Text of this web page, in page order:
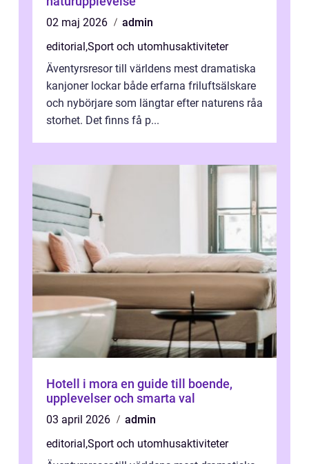
02 maj 2026
admin
editorial,Sport och utomhusaktiviteter
Äventyrsresor till världens mest dramatiska
kanjoner lockar både erfarna friluftsälskare
och nybörjare som längtar efter naturens råa
storhet. Det finns få p...
Hotell i mora en guide till boende,
upplevelser och smarta val
03 april 2026
admin
editorial,Sport och utomhusaktiviteter